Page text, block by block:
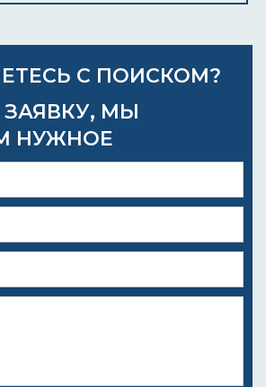
С ПОИСКОМ?
ЗАЯВКУ, МЫ
НУЖНОЕ